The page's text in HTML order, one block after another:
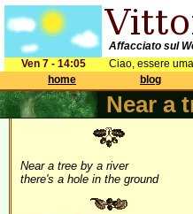
Affacciato sul
Ven 7 - 14:05
Ciao, essere
home
blog
Near a
Near a tree by a river
there's a hole in the ground